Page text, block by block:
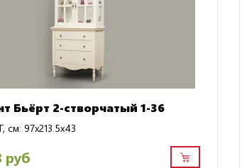
Бьёрт 2-створчатый 1-36
см: 97x213.5x43
руб